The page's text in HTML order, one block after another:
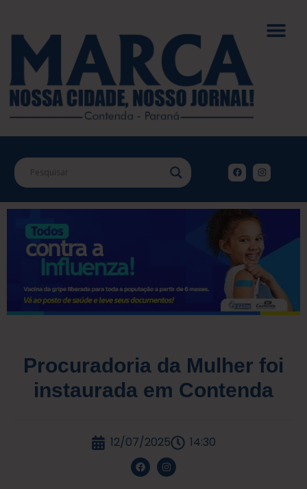
Procuradoria da Mulher foi
instaurada em Contenda
12/07/2025 14:30